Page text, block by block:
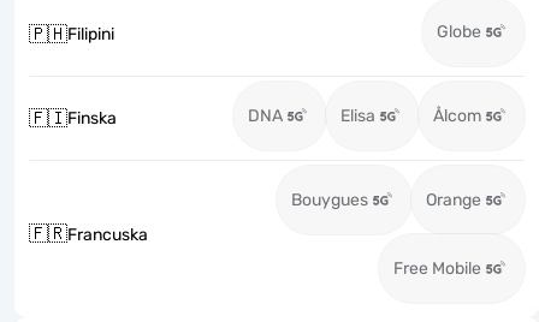
🇵🇭Filipini Globe
🇫🇮Finska DNA Elisa Ålcom
🇫🇷Francuska
Bouygues Orange
Free Mobile